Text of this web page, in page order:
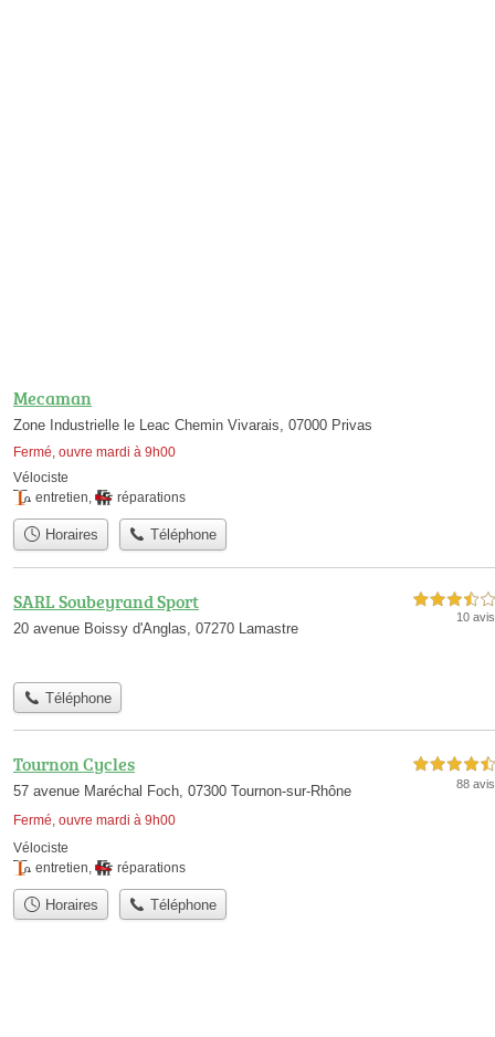
Mecaman
Zone Industrielle le Leac Chemin Vivarais, 07000 Privas
Fermé, ouvre mardi à 9h00
Vélociste
entretien, réparations
Horaires Téléphone
SARL Soubeyrand Sport
20 avenue Boissy d'Anglas, 07270 Lamastre
3,5 étoiles sur 5
10 avis
Téléphone
Tournon Cycles
57 avenue Maréchal Foch, 07300 Tournon-sur-Rhône
Fermé, ouvre mardi à 9h00
4,5 étoiles sur 5
88 avis
Vélociste
entretien, réparations
Horaires Téléphone